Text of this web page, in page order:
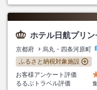
ホテル日航プリ
京都府 烏丸・四条河原町
ふるさと納税対象施設
お客様アンケート評価
るるぶトラベル評価